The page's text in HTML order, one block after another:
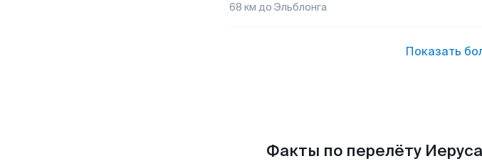
68 км до Эльблонга
Показать
Факты по перелёту